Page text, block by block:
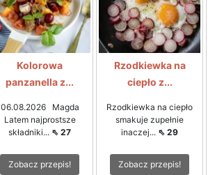
Kolorowa
panzanella z...
06.08.2026 Magda
Latem najprostsze
składniki... ⇖ 27
Zobacz przepis!
Rzodkiewka na
ciepło z...
Rzodkiewka na ciepło
smakuje zupełnie
inaczej... ⇖ 29
Zobacz przepis!